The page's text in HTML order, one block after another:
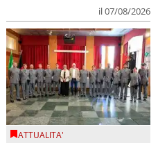
il 07/08/2026
ATTUALITA'